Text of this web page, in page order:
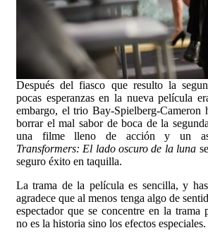
Después del fiasco que resulto la
pocas esperanzas en la nueva película
embargo, el trio Bay-Spielberg-Cameron
borrar el mal sabor de boca de la
una filme lleno de acción y un
Transformers: El lado oscuro de la luna
seguro éxito en taquilla.
La trama de la película es sencilla, y
agradece que al menos tenga algo de
espectador que se concentre en la trama
no es la historia sino los efectos especiales.